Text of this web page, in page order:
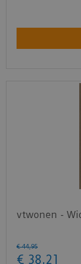
vtwonen -
€ 44,95
€ 38,21